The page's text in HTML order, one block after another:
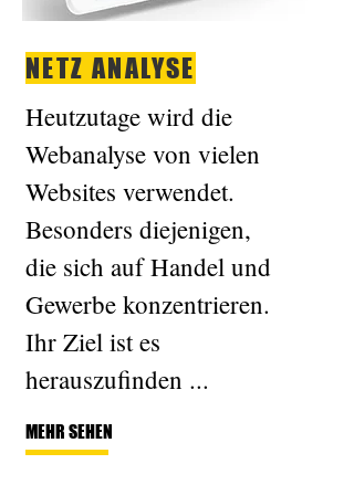
NETZ ANALYSE
Heutzutage wird die
Webanalyse von vielen
Websites verwendet.
Besonders diejenigen,
die sich auf Handel und
Gewerbe konzentrieren.
Ihr Ziel ist es
herauszufinden ...
MEHR SEHEN